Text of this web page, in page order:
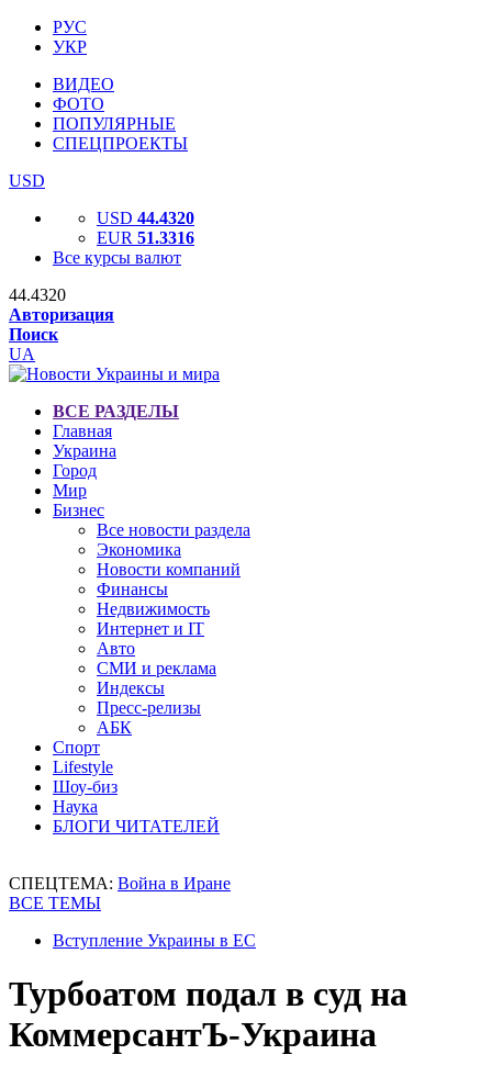
РУС
УКР
ВИДЕО
ФОТО
ПОПУЛЯРНЫЕ
СПЕЦПРОЕКТЫ
USD
USD 44.4320
EUR 51.3316
Все курсы валют
44.4320
Авторизация
Поиск
UA
ВСЕ РАЗДЕЛЫ
Главная
Украина
Город
Мир
Бизнес
Все новости раздела
Экономика
Новости компаний
Финансы
Недвижимость
Интернет и IT
Авто
СМИ и реклама
Индексы
Пресс-релизы
АБК
Спорт
Lifestyle
Шоу-биз
Наука
БЛОГИ ЧИТАТЕЛЕЙ
СПЕЦТЕМА: Война в Иране
ВСЕ ТЕМЫ
Вступление Украины в ЕС
Турбоатом подал в суд на
КоммерсантЪ-Украина